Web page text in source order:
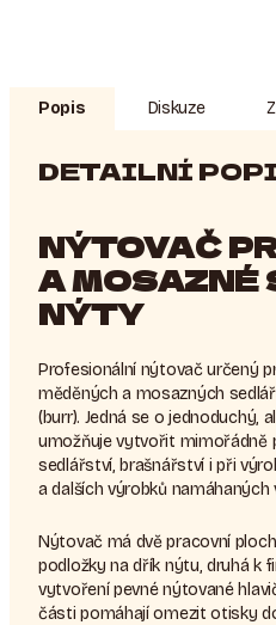
Popis Diskuze
DETAILNÍ
NÝTOVAČ
A MOSAZNÉ
NÝTY
Profesionální nýtovač určený
měděných a mosazných
(burr). Jedná se o jednoduchý,
umožňuje vytvořit mimořádně
sedlářství, brašnářství i při
a dalších výrobků
Nýtovač má dvě pracovní
podložky na dřík nýtu, druhá k
vytvoření pevné nýtované
části pomáhají omezit otisky